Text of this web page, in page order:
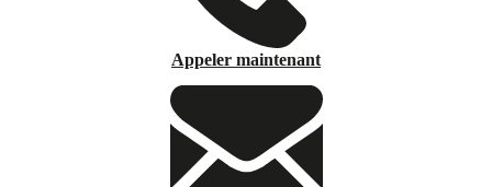
Appeler maintenant